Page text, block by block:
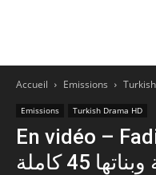
Accueil Emissions
Emissions Turkish Drama HD
En vidéo –
فضيلة وبناتها 45 كاملة | Fazilet